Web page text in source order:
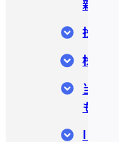
新た
投資
株式
当プ
も掲